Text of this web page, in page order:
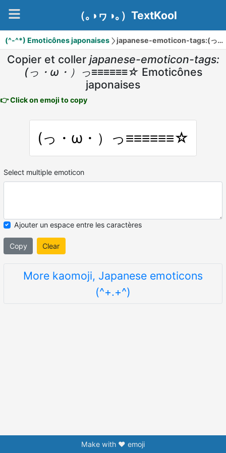
（｡◑ヮ◑｡）TextKool
(^-^*) Emoticônes japonaises japanese-emoticon-tags:(っ・ω・）っ≡≡≡≡≡≡☆
Copier et coller japanese-emoticon-tags:
(っ・ω・）っ≡≡≡≡≡≡☆ Emoticônes
japonaises
👉 Click on emoji to copy
(っ・ω・）っ≡≡≡≡≡≡☆
Select multiple emoticon
Ajouter un espace entre les caractères
Copy Clear
More kaomoji, Japanese emoticons
(^+.+^)
Make with ❤️ emoji